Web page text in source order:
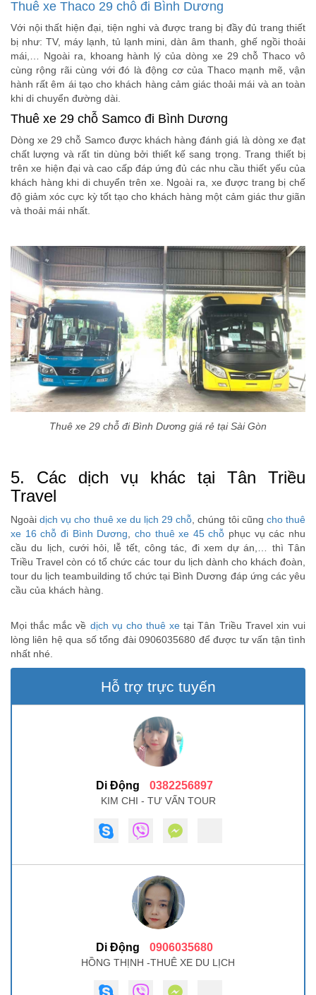
Thuê xe Thaco 29 chỗ đi Bình Dương
Với nội thất hiện đại, tiện nghi và được trang bị đầy đủ trang thiết
bị như: TV, máy lạnh, tủ lạnh mini, dàn âm thanh, ghế ngồi thoải
mái,… Ngoài ra, khoang hành lý của dòng xe 29 chỗ Thaco vô
cùng rộng rãi cùng với đó là động cơ của Thaco mạnh mẽ, vận
hành rất êm ái tạo cho khách hàng cảm giác thoải mái và an toàn
khi di chuyển đường dài.
Thuê xe 29 chỗ Samco đi Bình Dương
Dòng xe 29 chỗ Samco được khách hàng đánh giá là dòng xe đạt
chất lượng và rất tin dùng bởi thiết kế sang trọng. Trang thiết bị
trên xe hiện đại và cao cấp đáp ứng đủ các nhu cầu thiết yếu của
khách hàng khi di chuyển trên xe. Ngoài ra, xe được trang bị chế
độ giảm xóc cực kỳ tốt tạo cho khách hàng một cảm giác thư giãn
và thoải mái nhất.
Thuê xe 29 chỗ đi Bình Dương giá rẻ tại Sài Gòn
5. Các dịch vụ khác tại Tân Triều
Travel
Ngoàidịch vụ cho thuê xe du lịch 29 chỗ, chúng tôi cũng cho thuê
xe 16 chỗ đi Bình Dương, cho thuê xe 45 chỗ phục vụ các nhu
cầu du lịch, cưới hỏi, lễ tết, công tác, đi xem dự án,… thì Tân
Triều Travel còn có tổ chức các tour du lịch dành cho khách đoàn,
tour du lịch teambuilding tổ chức tại Bình Dương đáp ứng các yêu
cầu của khách hàng.
Mọi thắc mắc về dịch vụ cho thuê xe tại Tân Triều Travel xin vui
lòng liên hệ qua số tổng đài 0906035680 để được tư vấn tận tình
nhất nhé.
Hỗ trợ trực tuyến
Di Động 0382256897
KIM CHI - TƯ VẤN TOUR
Di Động 0906035680
HỒNG THỊNH -THUÊ XE DU LỊCH